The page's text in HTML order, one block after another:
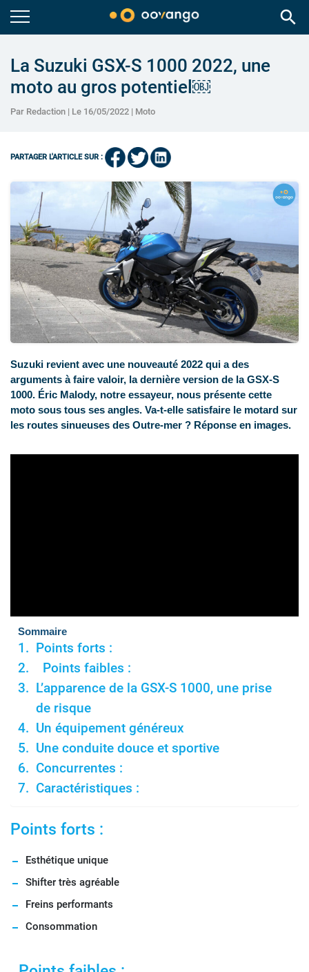
search
La Suzuki GSX-S 1000 2022, une
moto au gros potentiel￼
Par Redaction | Le 16/05/2022 | Moto
PARTAGER L'ARTICLE SUR :
Suzuki revient avec une nouveauté 2022 qui a des
arguments à faire valoir, la dernière version de la GSX-S
1000. Éric Malody, notre essayeur, nous présente cette
moto sous tous ses angles. Va-t-elle satisfaire le motard sur
les routes sinueuses des Outre-mer ? Réponse en images.
Sommaire
Points forts :
Points faibles :
L’apparence de la GSX-S 1000, une prise
de risque
Un équipement généreux
Une conduite douce et sportive
Concurrentes :
Caractéristiques :
Points forts :
Esthétique unique
Shifter très agréable
Freins performants
Consommation